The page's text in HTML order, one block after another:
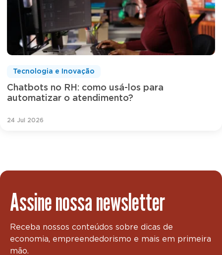
Chatbots no RH: como usá-los para
automatizar o atendimento?
Tecnologia e Inovação
24 Jul 2026
Assine nossa newsletter
Receba nossos conteúdos sobre dicas de
economia, empreendedorismo e mais em primeira
mão.